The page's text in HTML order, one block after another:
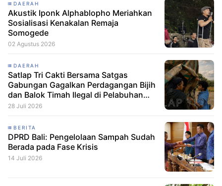
DAERAH
Akustik Iponk Alphablopho Meriahkan
Sosialisasi Kenakalan Remaja
Somogede
02 Agustus 2026
DAERAH
Satlap Tri Cakti Bersama Satgas
Gabungan Gagalkan Perdagangan Bijih
dan Balok Timah Ilegal di Pelabuhan
Pelindo Belitung
28 Juli 2026
BERITA
DPRD Bali: Pengelolaan Sampah Sudah
Berada pada Fase Krisis
14 Juli 2026